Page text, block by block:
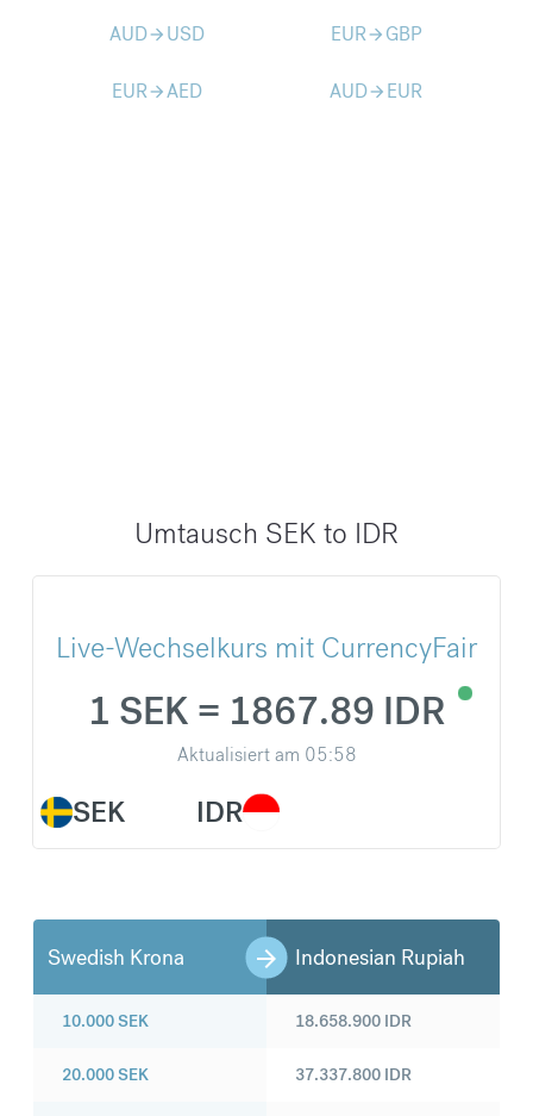
AUDarrow_forward USD EURarrow_forward GBP
EURarrow_forwardAED AUDarrow_forward EUR
Umtausch SEK to IDR
Live-Wechselkurs mit CurrencyFair
SEK
1 SEK = 1867.89 IDR
Aktualisiert am 05:58
IDR
Swedish Krona Indonesian Rupiah
10.000SEK
20.000SEK
18.658.900 IDR
37.337.800 IDR